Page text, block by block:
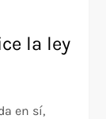
la ley
en sí,